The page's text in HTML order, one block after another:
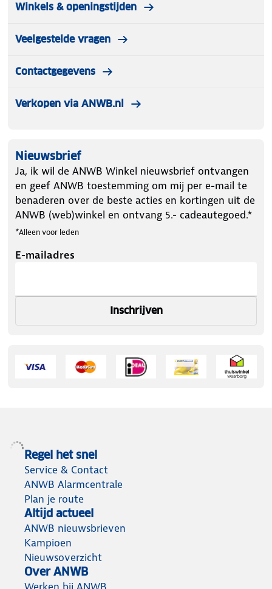
Winkels & openingstijden
Veelgestelde vragen
Contactgegevens
Verkopen via ANWB.nl
Nieuwsbrief
Ja, ik wil de ANWB Winkel nieuwsbrief ontvangen
en geef ANWB toestemming om mij per e-mail te
benaderen over de beste acties en kortingen uit de
ANWB (web)winkel en ontvang 5.- cadeautegoed.*
*Alleen voor leden
E-mailadres
Inschrijven
Regel het snel
Service & Contact
ANWB Alarmcentrale
Plan je route
Altijd actueel
ANWB nieuwsbrieven
Kampioen
Nieuwsoverzicht
Over ANWB